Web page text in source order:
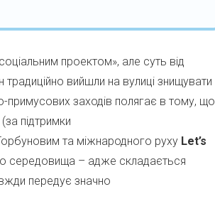
проектом», але суть від
вийшли на вулиці знищувати
примусових заходів полягає в тому, що
підтримки
та міжнародного руху Let’s
середовища – адже складається
передує значно